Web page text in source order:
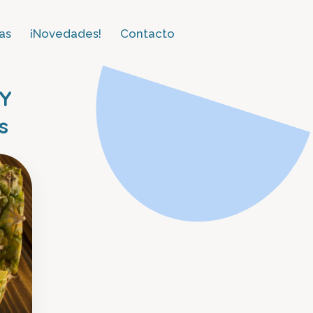
¡Novedades! Contacto